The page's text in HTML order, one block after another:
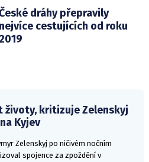
dráhy přepravily
nejvíce cestujících od roku
2019
životy, kritizuje Zelenskyj
Kyjev
Zelenskyj po ničivém nočním
spojence za zpoždění v